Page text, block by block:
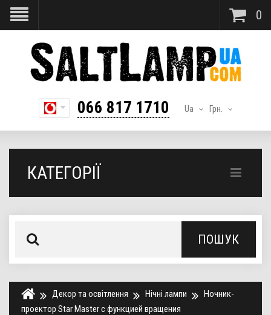
0
Грн.
Ua
066 817 1710
КАТЕГОРІЇ
ПОШУК
Декор та освітлення Нічні лампи
Ночник-
проектор Star Master с функцией вращения